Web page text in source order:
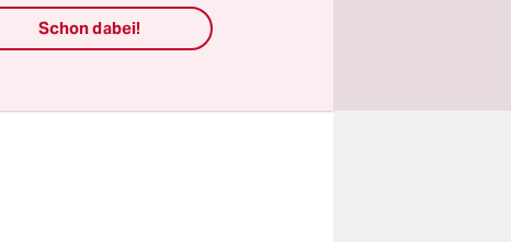
Schon dabei!